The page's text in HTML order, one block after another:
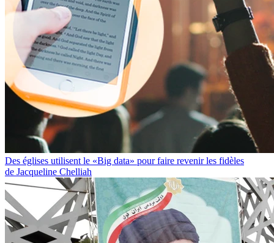
Des églises utilisent le «Big data» pour faire revenir les fidèles
de Jacqueline Chelliah